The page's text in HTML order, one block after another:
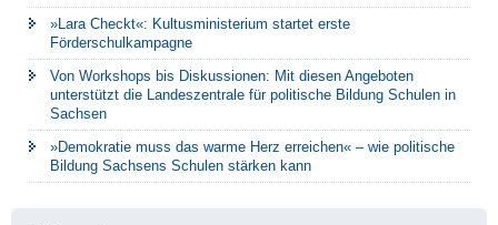
»Lara Checkt«: Kultusministerium startet erste
Förderschulkampagne
Von Workshops bis Diskussionen: Mit diesen Angeboten
unterstützt die Landeszentrale für politische Bildung Schulen in
Sachsen
»Demokratie muss das warme Herz erreichen« – wie politische
Bildung Sachsens Schulen stärken kann